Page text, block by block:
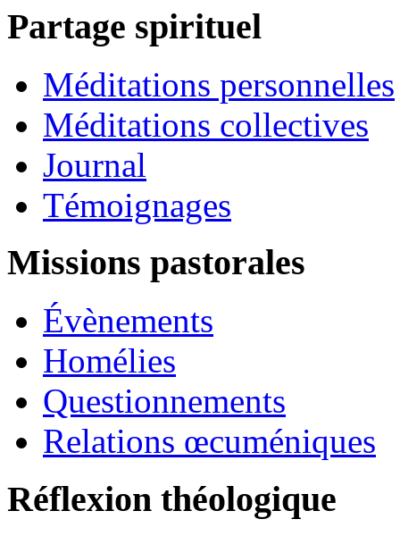
Partage spirituel
Méditations personnelles
Méditations collectives
Journal
Témoignages
Missions pastorales
Évènements
Homélies
Questionnements
Relations œcuméniques
Réflexion théologique